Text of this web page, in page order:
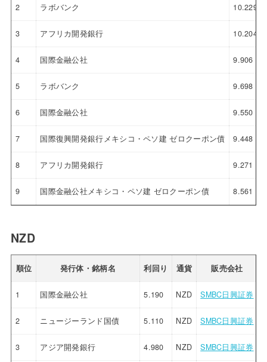
2 ラボバンク 10.229
3 アフリカ開発銀行 10.204
4 国際金融公社 9.906
5 ラボバンク 9.698
6 国際金融公社 9.550
7 国際復興開発銀行メキシコ・ペソ建 ゼロクーポン債 9.448
8 アフリカ開発銀行 9.271
9 国際金融公社メキシコ・ペソ建 ゼロクーポン債 8.561
NZD
順位 発行体・銘柄名 利回り 通貨 販売会社
1 国際金融公社 5.190 NZD SMBC日興証券
2 ニュージーランド国債 5.110 NZD SMBC日興証券
3 アジア開発銀行 4.980 NZD SMBC日興証券